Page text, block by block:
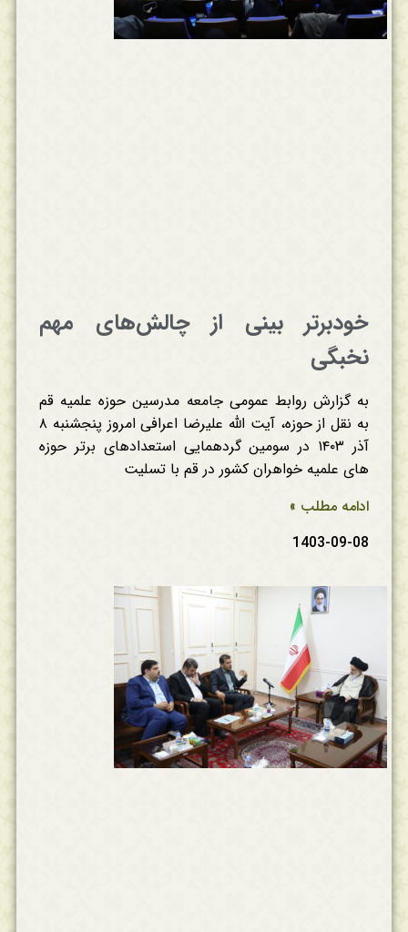
خودبرتر بینی از چالش‌های مهم
نخبگی
به گزارش روابط عمومی جامعه مدرسین حوزه علمیه قم
به نقل از حوزه، آیت الله علیرضا اعرافی امروز پنجشنبه ۸
آذر ۱۴۰۳ در سومین گردهمایی استعدادهای برتر حوزه
های علمیه خواهران کشور در قم با تسلیت
ادامه مطلب »
1403-09-08